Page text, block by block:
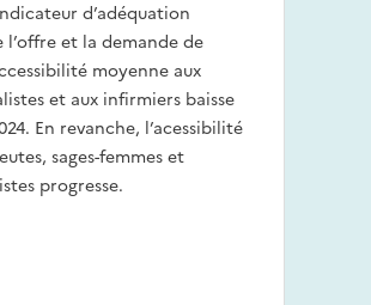
d’adéquation
et la demande de
moyenne aux
et aux infirmiers baisse
En revanche, l’acessibilité
sages-femmes et
progresse.